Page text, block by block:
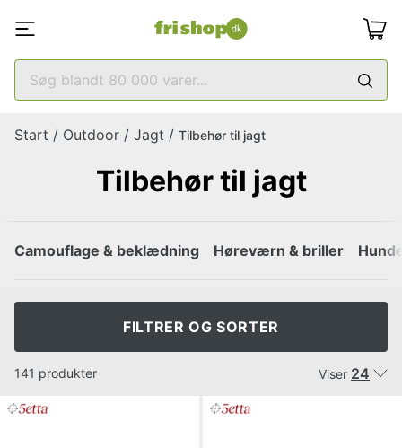
Start / Outdoor / Jagt / Tilbehør til jagt
Tilbehør til jagt
Camouflage & beklædning Høreværn & briller
FILTRER OG SORTER
141 produkter Viser 24